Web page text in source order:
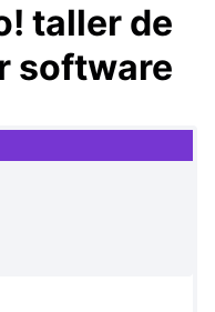
taller de
software